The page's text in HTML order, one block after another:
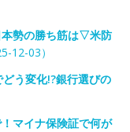
勢の勝ち筋は▽米防
12-03）
う変化!?銀行選びの
マイナ保険証で何が